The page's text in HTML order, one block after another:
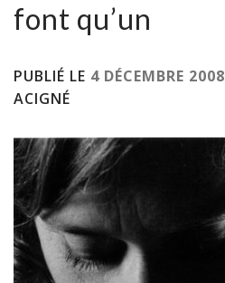
font qu’un
PUBLIÉ LE 4 DÉCEMBRE 2008
ACIGNÉ